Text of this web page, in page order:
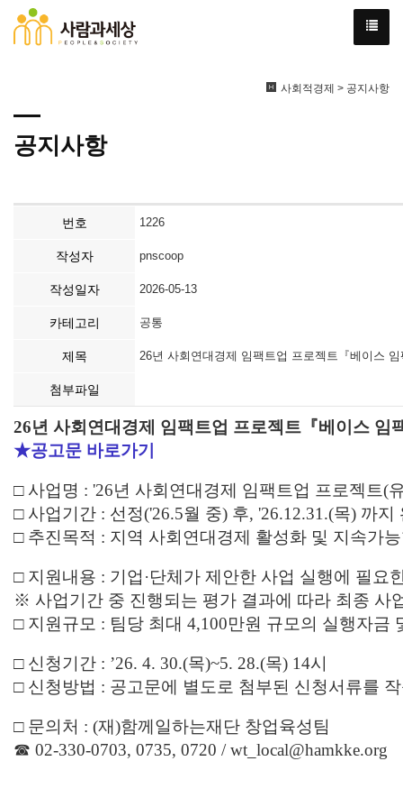
사회적경제 > 공지사항
공지사항
번호 1226
작성자 pnscoop
작성일자 2026-05-13
카테고리 공통
제목 26년 사회연대경제 임팩트업 프로젝트『베이스
첨부파일
26년 사회연대경제 임팩트업 프로젝트『베이스 임
★공고문 바로가기
□ 사업명 : '26년 사회연대경제 임팩트업 프로젝트(
□ 사업기간 : 선정('26.5월 중) 후, '26.12.31.(목) 까지
□ 추진목적 : 지역 사회연대경제 활성화 및 지속가
□ 지원내용 : 기업·단체가 제안한 사업 실행에 필요
※ 사업기간 중 진행되는 평가 결과에 따라 최종 사
□ 지원규모 : 팀당 최대 4,100만원 규모의 실행자금
□ 신청기간 : ’26. 4. 30.(목)~5. 28.(목) 14시
□ 신청방법 : 공고문에 별도로 첨부된 신청서류를
□ 문의처 : (재)함께일하는재단 창업육성팀
☎ 02-330-0703, 0735, 0720 / wt_local@hamkke.org